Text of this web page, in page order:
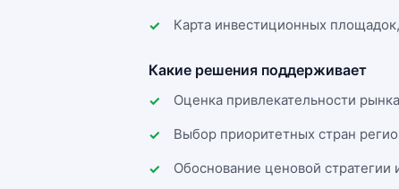
Карта инвестиционных
Какие решения поддерживает
Оценка привлекательности
Выбор приоритетных стран
Обоснование ценовой стратегии